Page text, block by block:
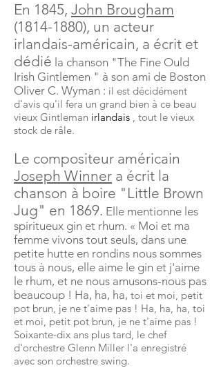
En 1845, John Brougham
(1814-1880), un acteur
irlandais-américain, a écrit et
dédié la chanson "The Fine Ould
Irish Gintlemen " à son ami de Boston
Oliver C. Wyman : il est décidément
d'avis qu'il fera un grand bien à ce beau
vieux Gintleman irlandais , tout le vieux
stock de râle.
Le compositeur américain
Joseph Winner a écrit la
chanson à boire "Little Brown
Jug" en 1869. Elle mentionne les
spiritueux gin et rhum. « Moi et ma
femme vivons tout seuls, dans une
petite hutte en rondins nous sommes
tous à nous, elle aime le gin et j'aime
le rhum, et ne nous amusons-nous pas
beaucoup ! Ha, ha, ha, toi et moi, petit
pot brun, je ne t'aime pas ! Ha, ha, ha, toi
et moi, petit pot brun, je ne t'aime pas !
Soixante-dix ans plus tard, le chef
d'orchestre Glenn Miller l'a enregistré
avec son orchestre swing.